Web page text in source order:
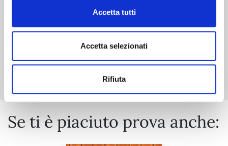
Accetta tutti
Accetta selezionati
Rifiuta
Mostra tutto
Se ti è piaciuto prova anche: